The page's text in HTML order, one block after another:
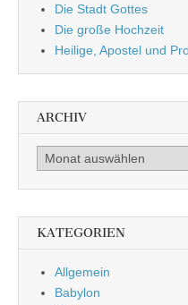
Die Stadt Gottes
Die große Hochzeit
Heilige, Apostel und
ARCHIV
Archiv
KATEGORIEN
Allgemein
Babylon